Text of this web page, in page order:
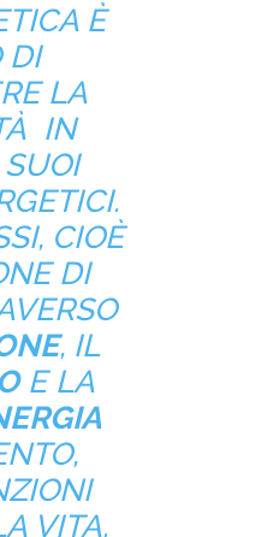
È
DI
LA
IN
CIOÈ
DI
, IL
E LA
VITA.